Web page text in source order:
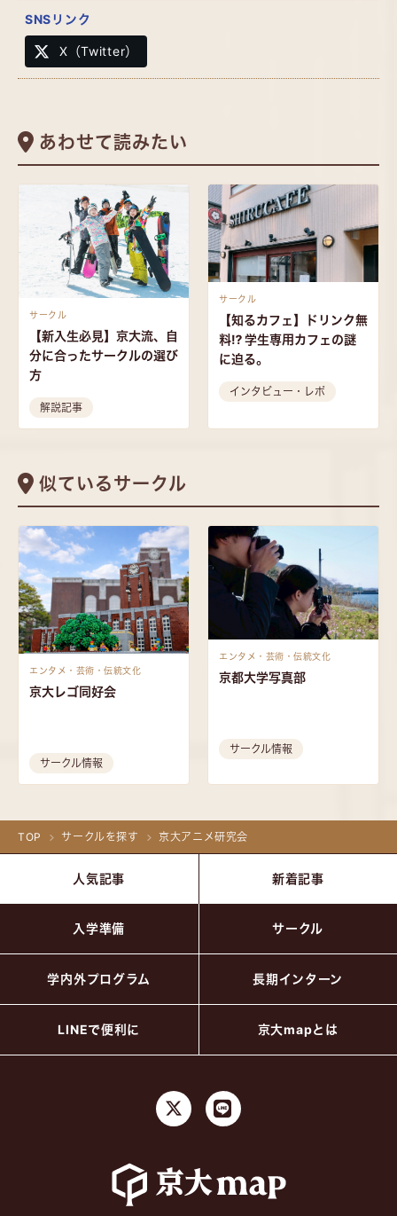
SNSリンク
X（Twitter）
あわせて読みたい
サークル
【新入生必見】京大流、自
分に合ったサークルの選び
方
解説記事
サークル
【知るカフェ】ドリンク無
料⁉︎ 学生専用カフェの謎
に迫る。
インタビュー・レポ
似ているサークル
エンタメ・芸術・伝統文化
京大レゴ同好会
サークル情報
エンタメ・芸術・伝統文化
京都大学写真部
サークル情報
TOP サークルを探す 京大アニメ研究会
人気記事 新着記事
入学準備 サークル
学内外プログラム 長期インターン
LINEで便利に 京大mapとは